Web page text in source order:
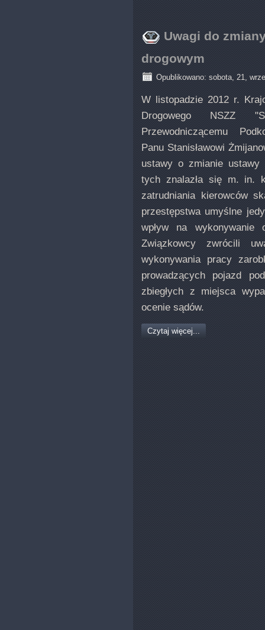
Uwagi do
drogowym
Opublikowano: sobota, 21,
W listopadzie 2012 r.
Drogowego NSZZ
Przewodniczącemu
Panu Stanisławowi
ustawy o zmianie ustawy
tych znalazła się m. in.
zatrudniania kierowców
przestępstwa umyślne
wpływ na wykonywanie
Związkowcy zwrócili
wykonywania pracy
prowadzących pojazd
zbiegłych z miejsca
ocenie sądów.
Czytaj więcej...